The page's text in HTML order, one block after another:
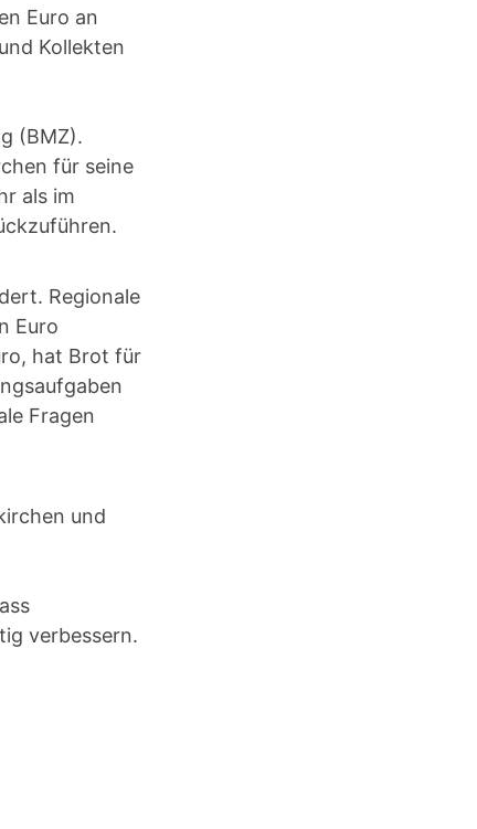
Euro an
Kollekten
(BMZ).
für seine
als im
Regionale
Euro
hat Brot für
Fragen
und
verbessern.